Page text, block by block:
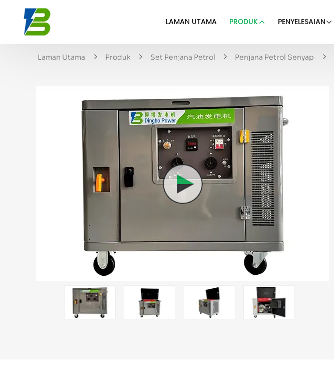
LAMAN UTAMA PRODUK PENYELESAIAN
Laman Utama Produk Set Penjana Petrol Penjana Petrol Senyap